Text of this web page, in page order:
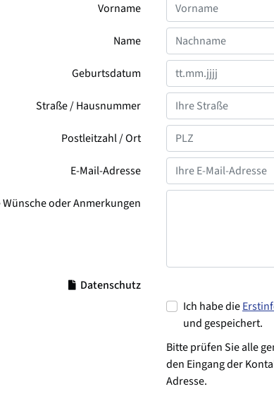
Vorname
Name
Geburtsdatum
Straße / Hausnummer
Postleitzahl / Ort
E-Mail-Adresse
oder Anmerkungen
Datenschutz
Ich habe die
und gespeichert.
Bitte prüfen Sie alle
den Eingang der
Adresse.